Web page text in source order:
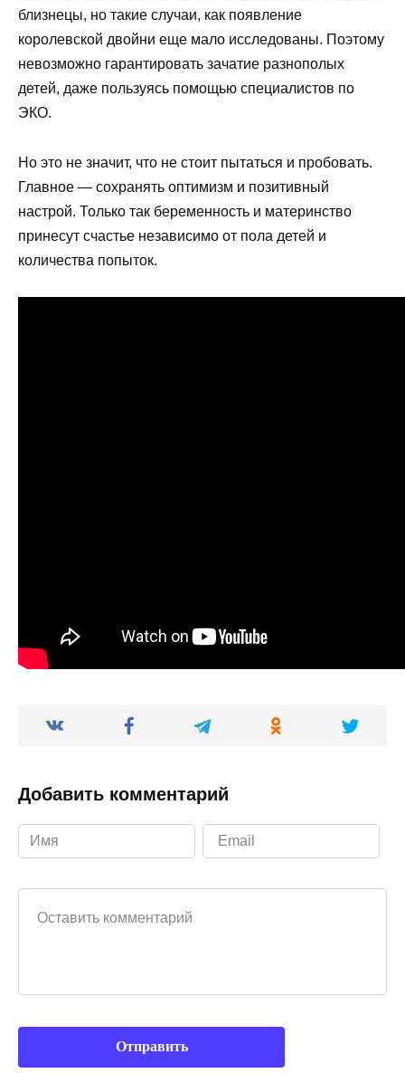
близнецы, но такие случаи, как появление
королевской двойни еще мало исследованы. Поэтому
невозможно гарантировать зачатие разнополых
детей, даже пользуясь помощью специалистов по
ЭКО.
Но это не значит, что не стоит пытаться и пробовать.
Главное — сохранять оптимизм и позитивный
настрой. Только так беременность и материнство
принесут счастье независимо от пола детей и
количества попыток.
Добавить комментарий